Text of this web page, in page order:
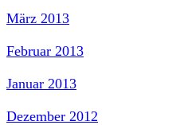
März 2013
Februar 2013
Januar 2013
Dezember 2012